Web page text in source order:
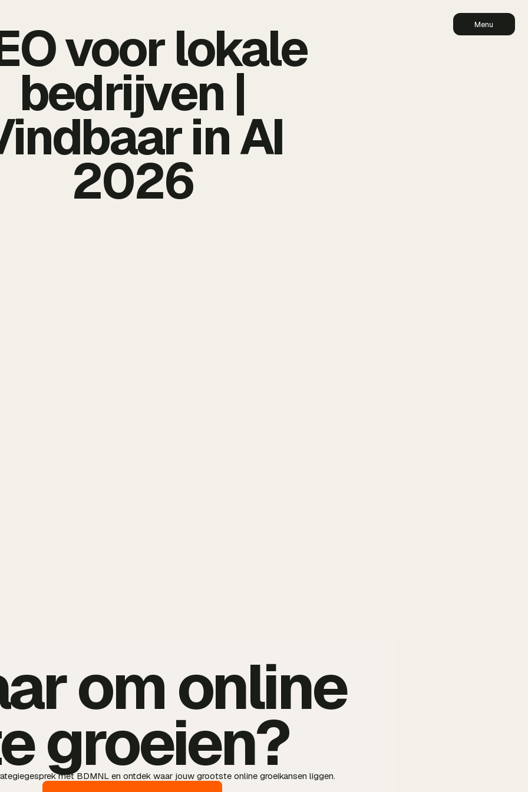
Menu
voor lokale
bedrijven |
in AI
2026
om online
groeien?
met BDMNL en ontdek waar jouw grootste online groeikansen liggen.